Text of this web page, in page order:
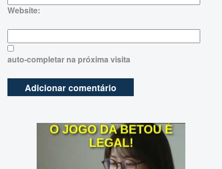
Website:
auto-completar na próxima visita